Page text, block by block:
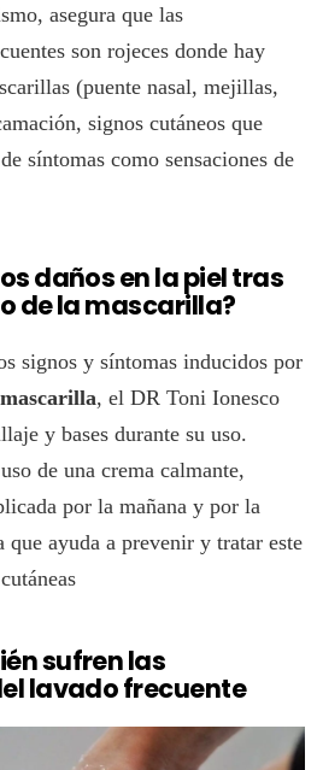
asegura que las
son rojeces donde hay
(puente nasal, mejillas,
signos cutáneos que
síntomas como sensaciones de
daños en la piel tras
de la mascarilla?
signos y síntomas inducidos por
mascarilla, el DR Toni Ionesco
y bases durante su uso.
de una crema calmante,
por la mañana y por la
que ayuda a prevenir y tratar este
sufren las
lavado frecuente